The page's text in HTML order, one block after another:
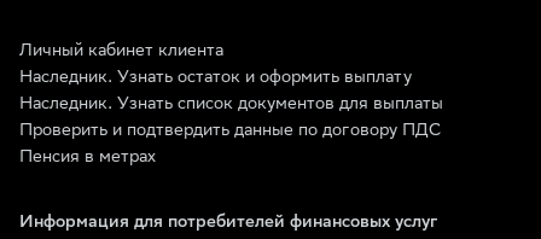
Личный кабинет клиента
Наследник. Узнать остаток и оформить выплату
Наследник. Узнать список документов для выплаты
Проверить и подтвердить данные по договору ПДС
Пенсия в метрах
Информация для потребителей финансовых услуг